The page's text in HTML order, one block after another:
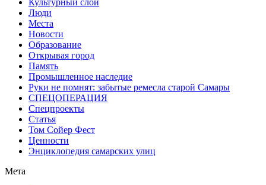
Люди
Места
Новости
Образование
Открывая город
Память
Промышленное наследие
Руки не помнят: забытые ремесла старой Самары
СПЕЦОПЕРАЦИЯ
Спецпроекты
Статья
Том Сойер Фест
Ценности
Энциклопедия самарских улиц
Мета